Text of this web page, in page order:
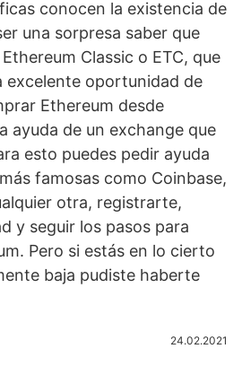
conocen la existencia de
una sorpresa saber que
Classic o ETC, que
excelente oportunidad de
Ethereum desde
ayuda de un exchange que
esto puedes pedir ayuda
famosas como Coinbase,
otra, registrarte,
y seguir los pasos para
Pero si estás en lo cierto
baja pudiste haberte
24.02.2021